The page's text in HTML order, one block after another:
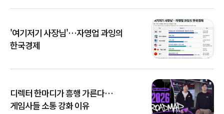
'여기저기 사장님'…자영업 과잉의
한국경제
디렉터 한마디가 흥행 가른다…
게임사들 소통 강화 이유